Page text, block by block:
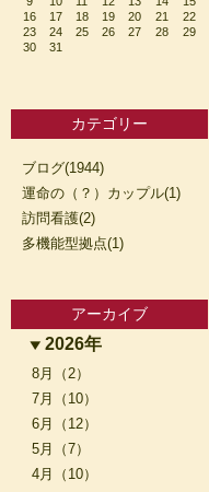
16
17 18 19 20 21
22
23
24 25 26 27 28
29
30
31
カテゴリー
ブログ(1944)
運命の（？）カップル(1)
訪問看護(2)
多機能型拠点(1)
アーカイブ
2026年
8月（2）
7月（10）
6月（12）
5月（7）
4月（10）